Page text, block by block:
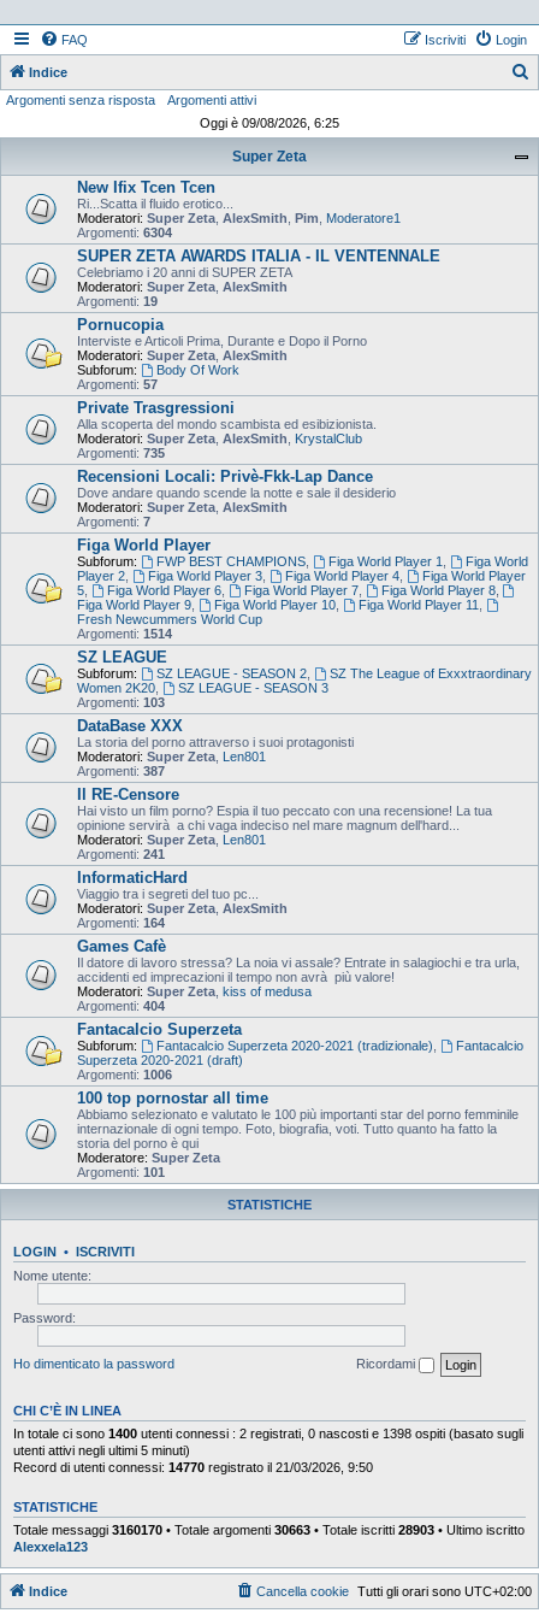
FAQ Login
Iscriviti
Indice
Argomenti senza risposta
Argomenti attivi
Oggi è 09/08/2026, 6:25
Super Zeta
New Ifix Tcen Tcen
Ri...Scatta il fluido erotico...
Moderatori: Super Zeta AlexSmith Pim
Moderatore1
Argomenti: 6304
SUPER ZETA AWARDS ITALIA - IL VENTENNALE
Celebriamo i 20 anni di SUPER ZETA
Moderatori: Super Zeta AlexSmith
Argomenti: 19
Pornucopia
Interviste e Articoli Prima, Durante e Dopo il Porno
Moderatori: Super Zeta AlexSmith
Subforum:
Body Of Work
Argomenti: 57
Private Trasgressioni
Alla scoperta del mondo scambista ed esibizionista.
Moderatori: Super Zeta AlexSmith
KrystalClub
Argomenti: 735
Recensioni Locali: Privè-Fkk-Lap Dance
Dove andare quando scende la notte e sale il desiderio
Moderatori: Super Zeta AlexSmith
Argomenti: 7
Figa World Player
Subforum: FWP BEST CHAMPIONS, Figa World Player 1
Figa World
Player 2
Figa World Player 3, Figa World Player 4,
Figa World Player
5
Figa World Player 6, Figa World Player 7, Figa World Player 8,
Figa World Player 9
Figa World Player 10, Figa World Player 11
Fresh Newcummers World Cup
Argomenti: 1514
SZ LEAGUE
Subforum: SZ LEAGUE - SEASON 2,
SZ The League of Exxxtraordinary
Women 2K20
SZ LEAGUE - SEASON 3
Argomenti: 103
DataBase XXX
La storia del porno attraverso i suoi protagonisti
Moderatori: Super Zeta Len801
Argomenti: 387
Il RE-Censore
Hai visto un film porno? Espia il tuo peccato con una recensione! La tua
opinione servirà a chi vaga indeciso nel mare magnum dell'hard...
Moderatori: Super Zeta Len801
Argomenti: 241
InformaticHard
Viaggio tra i segreti del tuo pc...
Moderatori: Super Zeta AlexSmith
Argomenti: 164
Games Cafè
Il datore di lavoro stressa? La noia vi assale? Entrate in salagiochi e tra urla,
accidenti ed imprecazioni il tempo non avrà più valore!
Moderatori: Super Zeta kiss of medusa
Argomenti: 404
Fantacalcio Superzeta
Subforum: Fantacalcio Superzeta 2020-2021 (tradizionale)
Fantacalcio
Superzeta 2020-2021 (draft)
Argomenti: 1006
100 top pornostar all time
Abbiamo selezionato e valutato le 100 più importanti star del porno femminile
internazionale di ogni tempo. Foto, biografia, voti. Tutto quanto ha fatto la
storia del porno è qui
Moderatore: Super Zeta
Argomenti: 101
STATISTICHE
LOGIN • ISCRIVITI
Nome utente:
Password:
Ho dimenticato la password Ricordami
CHI C’È IN LINEA
In totale ci sono 1400 utenti connessi : 2 registrati, 0 nascosti e 1398 ospiti (basato sugli
utenti attivi negli ultimi 5 minuti)
Record di utenti connessi: 14770 registrato il 21/03/2026, 9:50
STATISTICHE
Totale messaggi 3160170 • Totale argomenti 30663 • Totale iscritti 28903 • Ultimo iscritto
Alexxela123
Indice Tutti gli orari sono UTC+02:00
Cancella cookie